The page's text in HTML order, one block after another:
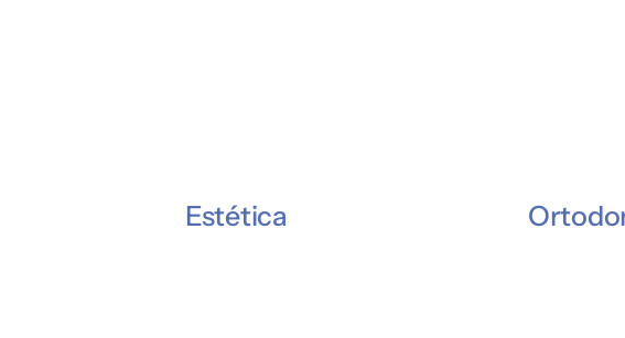
Estética